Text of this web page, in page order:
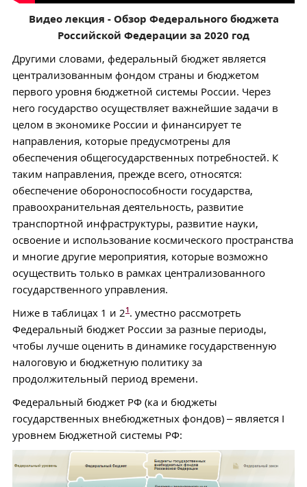
Видео лекция - Обзор Федерального бюджета
Российской Федерации за 2020 год
Другими словами, федеральный бюджет является
централизованным фондом страны и бюджетом
первого уровня бюджетной системы России. Через
него государство осуществляет важнейшие задачи в
целом в экономике России и финансирует те
направления, которые предусмотрены для
обеспечения общегосударственных потребностей. К
таким направления, прежде всего, относятся:
обеспечение обороноспособности государства,
правоохранительная деятельность, развитие
транспортной инфраструктуры, развитие науки,
освоение и использование космического пространства
и многие другие мероприятия, которые возможно
осуществить только в рамках централизованного
государственного управления.
Ниже в таблицах 1 и 21. уместно рассмотреть
Федеральный бюджет России за разные периоды,
чтобы лучше оценить в динамике государственную
налоговую и бюджетную политику за
продолжительный период времени.
Федеральный бюджет РФ (ка и бюджеты
государственных внебюджетных фондов) – является I
уровнем Бюджетной системы РФ: